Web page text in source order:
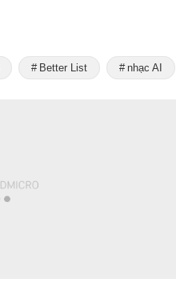
Better List nhạc AI